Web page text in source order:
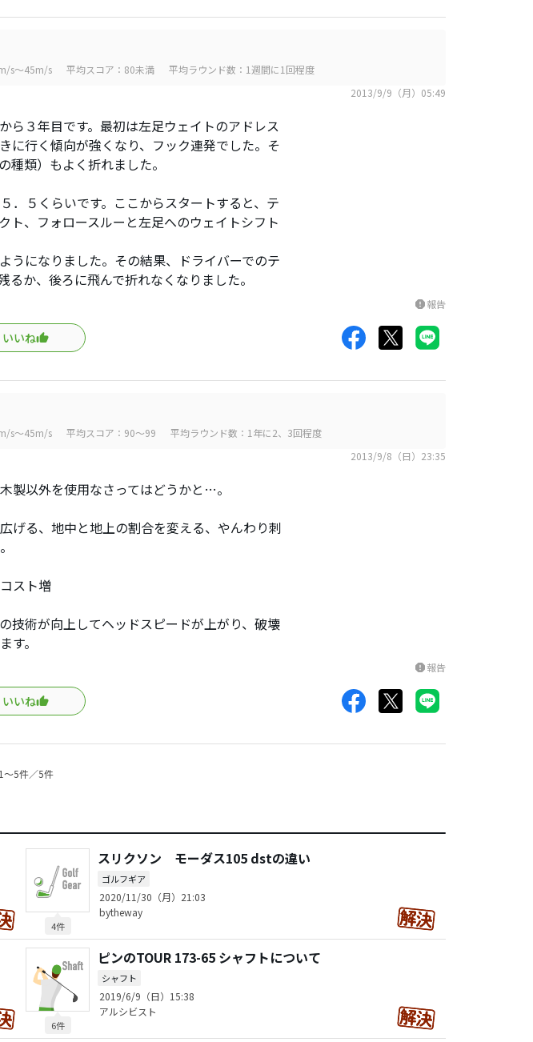
s～45m/s 平均スコア：80未満
平均ラウンド数：1週間に1回程度
2013/9/9（月）05:49
ら３年目です。最初は左足ウェイトのアドレス
に行く傾向が強くなり、フック連発でした。そ
種類）もよく折れました。
．５くらいです。ここからスタートすると、テ
ト、フォロースルーと左足へのウェイトシフト
うになりました。その結果、ドライバーでのテ
か、後ろに飛んで折れなくなりました。
report報告
いいね
s～45m/s 平均スコア：90～99
平均ラウンド数：1年に2、3回程度
2013/9/8（日）23:35
製以外を使用なさってはどうかと…。
げる、地中と地上の割合を変える、やんわり刺
スト増
技術が向上してヘッドスピードが上がり、破壊
す。
report報告
いいね
1〜5件／5件
4件
スリクソン モーダス105 dstの違い
ゴルフギア
2020/11/30（月）21:03
bytheway
6件
ピンのTOUR 173-65 シャフトについて
シャフト
2019/6/9（日）15:38
アルシビスト